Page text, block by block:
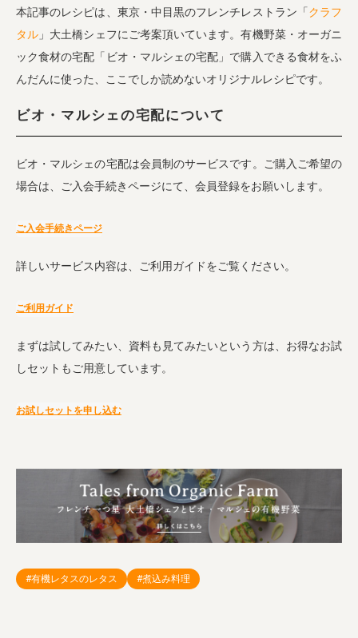
本記事のレシピは、東京・中目黒のフレンチレストラン「クラフ
タル 」大土橋シェフにご考案頂いています。有機野菜・オーガニ
ック食材の宅配「ビオ・マルシェの宅配」で購入できる食材をふ
んだんに使った、ここでしか読めないオリジナルレシピです。
ビオ・マルシェの宅配について
ビオ・マルシェの宅配は会員制のサービスです。ご購入ご希望の
場合は、ご入会手続きページにて、会員登録をお願いします。
ご入会手続きページ
詳しいサービス内容は、ご利用ガイドをご覧ください。
ご利用ガイド
まずは試してみたい、資料も見てみたいという方は、お得なお試
しセットもご用意しています。
お試しセットを申し込む
#有機レタスのレタス #煮込み料理